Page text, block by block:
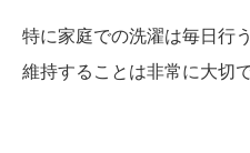
特に家庭での洗濯は毎日行
維持することは非常に大切で